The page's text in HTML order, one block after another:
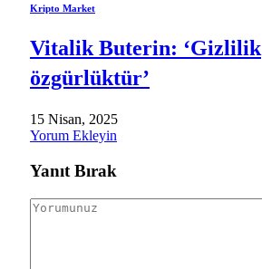
Kripto Market
Vitalik Buterin: ‘Gizlilik
özgürlüktür’
15 Nisan, 2025
Yorum Ekleyin
Yanıt Bırak